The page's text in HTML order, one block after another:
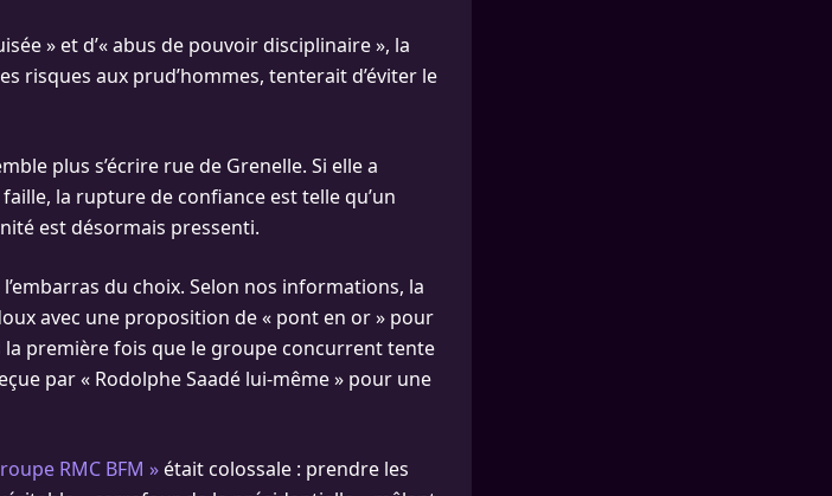
» et d’« abus de pouvoir disciplinaire », la
risques aux prud’hommes, tenterait d’éviter le
plus s’écrire rue de Grenelle. Si elle a
la rupture de confiance est telle qu’un
est désormais pressenti.
du choix. Selon nos informations, la
avec une proposition de « pont en or » pour
la première fois que le groupe concurrent tente
par « Rodolphe Saadé lui-même » pour une
RMC BFM » était colossale : prendre les